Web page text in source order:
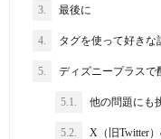
3. 最後に
4. タグを使って好きな
5. ディズニープラスで
5.1. 他の問題にも
5.2. X（旧Twitter